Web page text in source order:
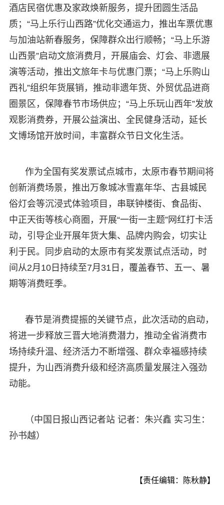
酒店民宿优惠及家政焕新服务，提升团圆生活品
质；“马上乐行山西路”优化交通运力，推出车票优惠
与加油站新春服务，保障群众出行顺畅；“马上乐游
山西景”启动文旅消费月，开展庙会、灯会、非遗展
演等活动，推出文旅年卡与优惠门票；“马上乐购山
西礼”组织年货展销，推动非遗年货、外贸优品进商
圈景区，保障春节市场供应；“马上乐玩山西年”发放
观影消费券，开展公益演出、全民健身活动，延长
文博场馆开放时间，丰富群众节日文化生活。
作为全国有奖发票试点城市，太原市春节期间将
创新消费场景，推出万象城冰雪嘉年华、古县城民
俗灯会等沉浸式体验项目，串联钟楼街、食品街、
中正天街等核心商圈，开展“一街一主题”网红打卡活
动，引导企业开展年货大集、品牌内购会，切实让
利于民。同步启动的太原市有奖发票试点活动，时
间从2月10日持续至7月31日，覆盖春节、五一、暑
期等消费旺季。
春节是消费提振的关键节点，此次活动的启动，
将进一步释放三晋大地消费潜力，推动全省消费市
场持续升温、经济活力不断增强、群众幸福感持续
提升，为山西消费升级和经济高质量发展注入强劲
动能。
（中国日报山西记者站 记者：朱兴鑫 实习生：
孙书越）
【责任编辑：陈秋静】